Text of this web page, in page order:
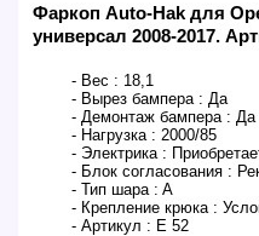
Фаркоп Auto-Hak для
универсал 2008-2017.
- Вес : 18,1
- Вырез бампера : Да
- Демонтаж бампера : Да
- Нагрузка : 2000/85
- Электрика :
- Блок согласования :
- Тип шара : A
- Крепление крюка :
- Артикул : E 52